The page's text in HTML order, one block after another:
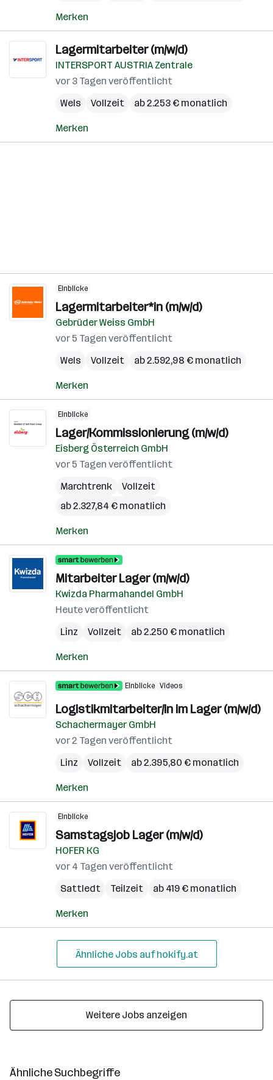
Merken
Lagermitarbeiter (m/w/d)
INTERSPORT AUSTRIA Zentrale
vor 3 Tagen veröffentlicht
Wels
Vollzeit ab 2.253 € monatlich
Merken
Einblicke
Lagermitarbeiter*in (m/w/d)
Gebrüder Weiss GmbH
vor 5 Tagen veröffentlicht
Wels
Vollzeit ab 2.592,98 € monatlich
Merken
Einblicke
Lager/Kommissionierung (m/w/d)
Eisberg Österreich GmbH
vor 5 Tagen veröffentlicht
Marchtrenk
Vollzeit
ab 2.327,84 € monatlich
Merken
Mitarbeiter Lager (m/w/d)
Kwizda Pharmahandel GmbH
Heute veröffentlicht
Linz
Vollzeit ab 2.250 € monatlich
Merken
Einblicke Videos
Logistikmitarbeiter/in im Lager (m/w/d)
Schachermayer GmbH
vor 2 Tagen veröffentlicht
Linz
Vollzeit ab 2.395,80 € monatlich
Merken
Einblicke
Samstagsjob Lager (m/w/d)
HOFER KG
vor 4 Tagen veröffentlicht
Sattledt
Teilzeit ab 419 € monatlich
Merken
Ähnliche Jobs auf hokify.at
Weitere Jobs anzeigen
Ähnliche Suchbegriffe